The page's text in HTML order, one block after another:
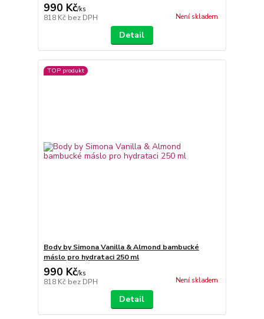
990 Kč/ks
818 Kč bez DPH Není skladem
Detail
TOP produkt
Body by Simona Vanilla & Almond bambucké
máslo pro hydrataci 250 ml
990 Kč/ks
818 Kč bez DPH Není skladem
Detail